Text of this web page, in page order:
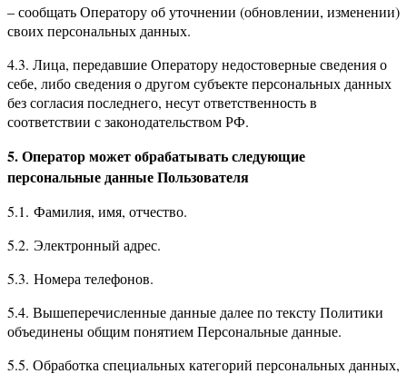
– сообщать Оператору об уточнении (обновлении, изменении)
своих персональных данных.
4.3. Лица, передавшие Оператору недостоверные сведения о
себе, либо сведения о другом субъекте персональных данных
без согласия последнего, несут ответственность в
соответствии с законодательством РФ.
5. Оператор может обрабатывать следующие
персональные данные Пользователя
5.1. Фамилия, имя, отчество.
5.2. Электронный адрес.
5.3. Номера телефонов.
5.4. Вышеперечисленные данные далее по тексту Политики
объединены общим понятием Персональные данные.
5.5. Обработка специальных категорий персональных данных,